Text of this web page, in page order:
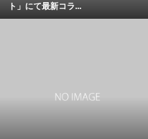
ト」にて最新コラ...